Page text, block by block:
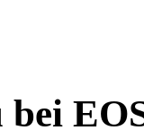
bei